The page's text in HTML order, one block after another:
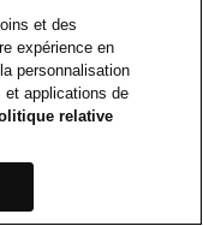
et des
expérience en
personnalisation
applications de
relative